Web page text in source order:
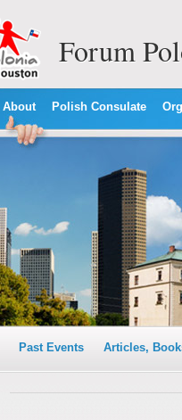
Forum
About Polish Consulate
Past Events Articles,